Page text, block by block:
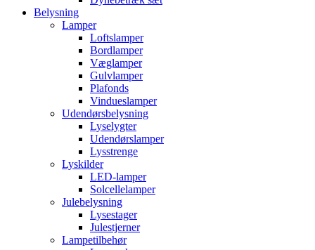
Belysning
Lamper
Loftslamper
Bordlamper
Væglamper
Gulvlamper
Plafonds
Vindueslamper
Udendørsbelysning
Lyselygter
Udendørslamper
Lysstrenge
Lyskilder
LED-lamper
Solcellelamper
Julebelysning
Lysestager
Julestjerner
Lampetilbehør